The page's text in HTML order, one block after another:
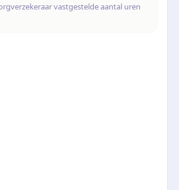
vastgestelde aantal uren